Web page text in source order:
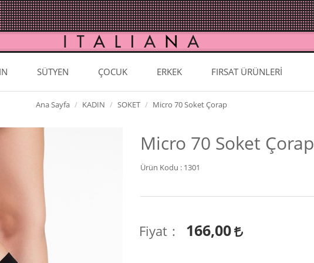
SÜTYEN ÇOCUK ERKEK FIRSAT ÜRÜNLERİ
Ana Sayfa KADIN SOKET Micro 70 Soket Çorap
Micro 70 Soket Çorap
Ürün Kodu : 1301
Fiyat 166,00